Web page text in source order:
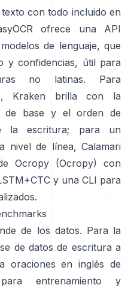
con todo incluido en
ofrece una API
de lenguaje, que
y confidencias, útil para
no latinas. Para
Kraken
brilla con la
de base y el orden de
la escritura; para un
nivel de línea, Calamari
Ocropy (Ocropy) con
y una CLI para
de los datos. Para la
de datos de escritura a
oraciones en inglés de
entrenamiento y